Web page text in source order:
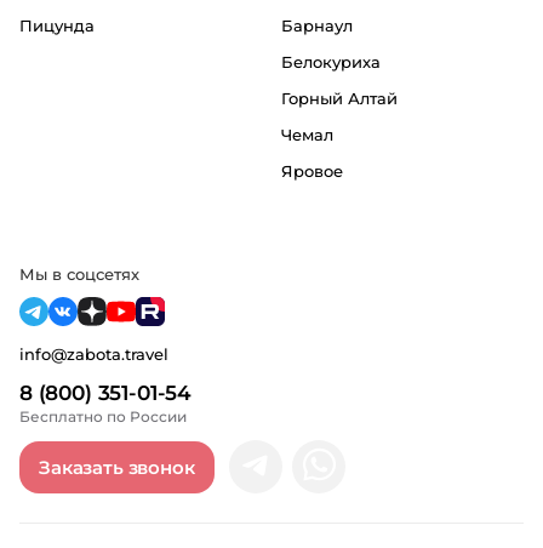
Пицунда
Барнаул
Белокуриха
Горный Алтай
Чемал
Яровое
8 (800) 351-01-54
Бесплатно по России
info@zabota.travel
Заказать звонок
Мы в соцсетях